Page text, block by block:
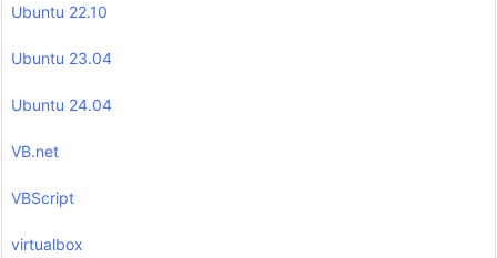
Ubuntu 22.10
Ubuntu 23.04
Ubuntu 24.04
VB.net
VBScript
virtualbox